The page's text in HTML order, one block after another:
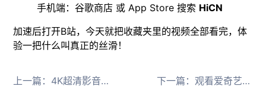
手机端：谷歌商店 或 App Store 搜索 HiCN
加速后打开B站，今天就把收藏夹里的视频全部看完，体
验一把什么叫真正的丝滑！
上一篇： 4K超清影音回国加速器推荐 下一篇：观看爱奇艺腾讯视频高清加速器